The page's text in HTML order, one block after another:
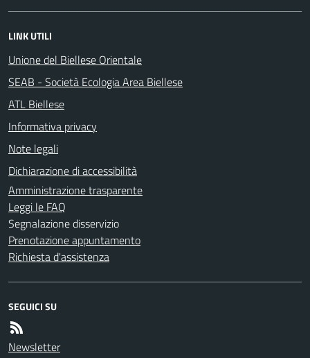
LINK UTILI
Unione del Biellese Orientale
SEAB - Società Ecologia Area Biellese
ATL Biellese
Informativa privacy
Note legali
Dichiarazione di accessibilità
Amministrazione trasparente
Leggi le FAQ
Segnalazione disservizio
Prenotazione appuntamento
Richiesta d'assistenza
SEGUICI SU
Newsletter